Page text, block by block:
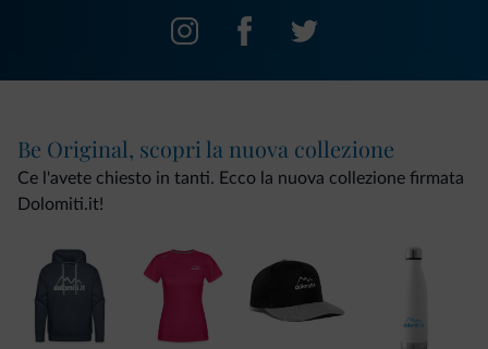
Be Original, scopri la nuova collezione
Ce l'avete chiesto in tanti. Ecco la nuova collezione firmata
Dolomiti.it!